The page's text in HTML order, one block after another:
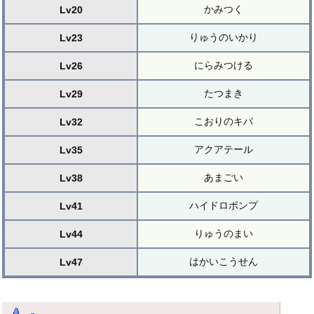
Lv20 かみつく
Lv23 りゅうのいかり
Lv26 にらみつける
Lv29 たつまき
Lv32 こおりのキバ
Lv35 アクアテール
Lv38 あまごい
Lv41 ハイドロポンプ
Lv44 りゅうのまい
Lv47 はかいこうせん